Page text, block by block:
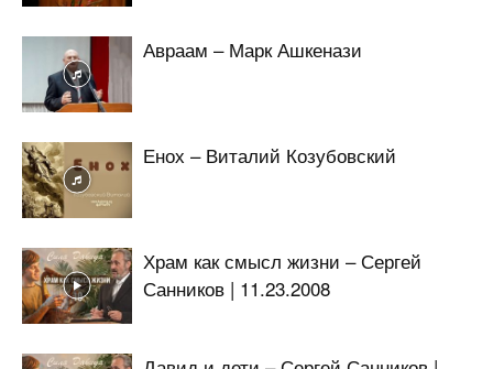
Авраам – Марк Ашкенази
Енох – Виталий Козубовский
Храм как смысл жизни – Сергей
Санников | 11.23.2008